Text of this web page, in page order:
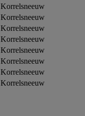
Korrelsneeuw
Korrelsneeuw
Korrelsneeuw
Korrelsneeuw
Korrelsneeuw
Korrelsneeuw
Korrelsneeuw
Korrelsneeuw